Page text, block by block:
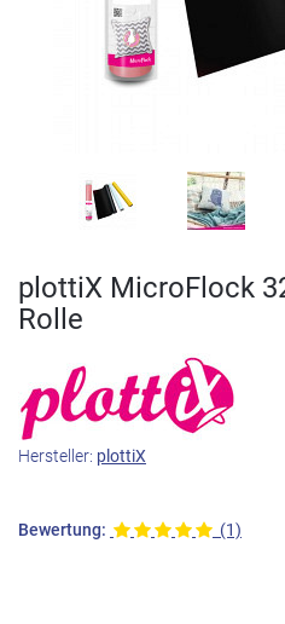
plottiX MicroFlock
Rolle
Hersteller: plottiX
Bewertung: (1)